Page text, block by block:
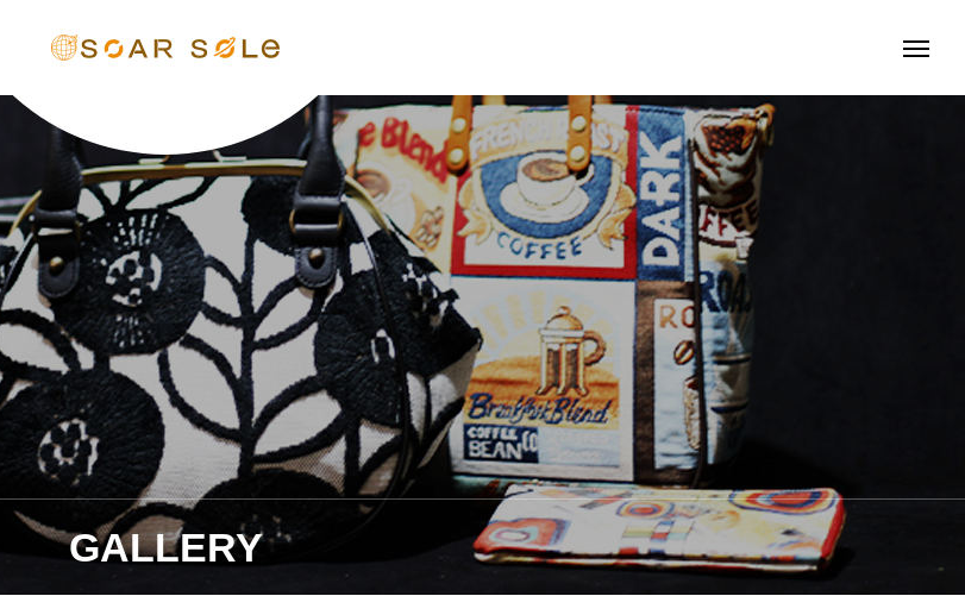
GALLERY